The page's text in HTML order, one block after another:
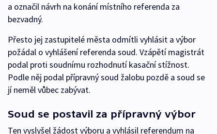
a označil návrh na konání místního referenda za
bezvadný.
Přesto jej zastupitelé města odmítli vyhlásit a výbor
požádal o vyhlášení referenda soud. Vzápětí magistrát
podal proti soudnímu rozhodnutí kasační stížnost.
Podle něj podal přípravný soud žalobu pozdě a soud se
jí neměl vůbec zabývat.
Soud se postavil za přípravný výbor
Ten vyslyšel žádost výboru a vyhlásil referendum na